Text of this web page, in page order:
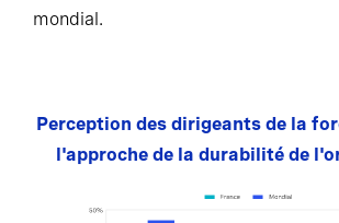
mondial.
Perception des dirigeants de la
l'approche de la durabilité de